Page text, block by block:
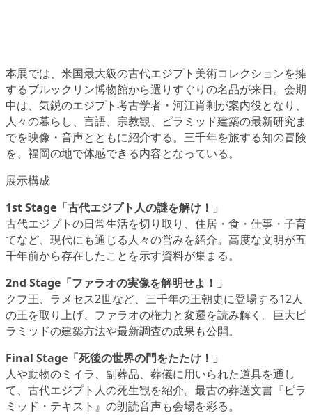
本展では、米国最大級の古代エジプト美術コレクションを擁
するブルックリン博物館から選りすぐりの名品が来日。会期
中は、気鋭のエジプト考古学者・河江肖剰が案内役となり、
人々の暮らし、言語、宗教観、ピラミッド建築の最新研究ま
でを映像・音声とともに紹介する。三千年を旅する知の冒険
を、福岡の地で体感できる内容となっている。
展示構成
1st Stage「古代エジプト人の謎を解け！」
古代エジプトの日常生活を切り取り、住居・食・仕事・子育
てなど、現代にも通じる人々の営みを紹介。高度な文明が五
千年前から存在したことを示す資料が集まる。
2nd Stage「ファラオの実像を解明せよ！」
クフ王、ラメセス2世など、三千年の王朝史に登場する12人
の王を取り上げ、ファラオの権力と変遷を読み解く。巨大ピ
ラミッドの建築方法や最新調査の成果も公開。
Final Stage「死後の世界の門をたたけ！」
人や動物のミイラ、副葬品、葬儀に用いられた道具を通し
て、古代エジプト人の死生観を紹介。最古の葬送文書『ピラ
ミッド・テキスト』の朗読音声も会場を彩る。